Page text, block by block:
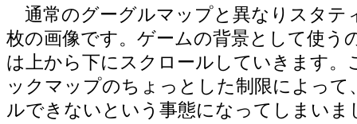
通常のグーグルマップと異なりスタテ
枚の画像です。ゲームの背景として使う
は上から下にスクロールしていきます。
ックマップのちょっとした制限によって
ルできないという事態になってしまいま